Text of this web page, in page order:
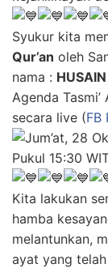
Syukur kita
Qur’an oleh
nama :
Agenda
secara live (FB
Jum’at, 28
Pukul 15:30
Kita lakukan
hamba
melantunkan,
ayat yang